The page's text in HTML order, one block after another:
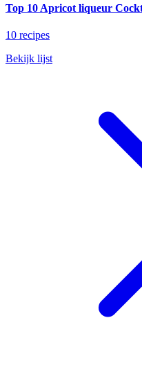
Top 10 Apricot liqueur
10 recipes
Bekijk lijst